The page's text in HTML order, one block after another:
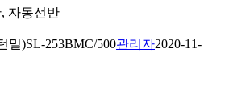
자동선반
밀)SL-253BMC/500관리자2020-11-